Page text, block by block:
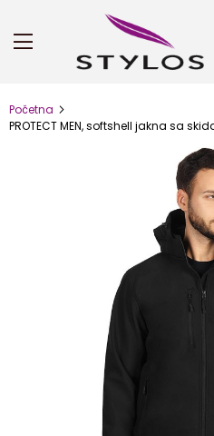
Početna
PROTECT MEN, softshell jakna sa